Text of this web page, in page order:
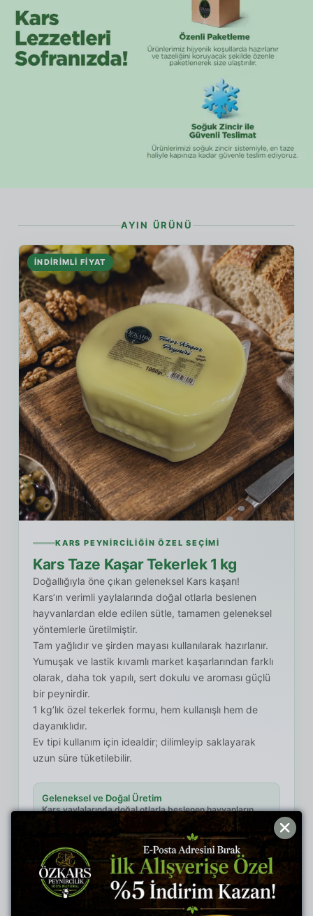
AYIN ÜRÜNÜ
İNDIRIMLI FIYAT
KARS PEYNIRCILIĞIN ÖZEL SEÇIMI
Kars Taze Kaşar Tekerlek 1 kg
Doğallığıyla öne çıkan geleneksel Kars kaşarı!
Kars’ın verimli yaylalarında doğal otlarla beslenen
hayvanlardan elde edilen sütle, tamamen geleneksel
yöntemlerle üretilmiştir.
Tam yağlıdır ve şirden mayası kullanılarak hazırlanır.
Yumuşak ve lastik kıvamlı market kaşarlarından farklı
olarak, daha tok yapılı, sert dokulu ve aroması güçlü
bir peynirdir.
1 kg’lık özel tekerlek formu, hem kullanışlı hem de
dayanıklıdır.
Ev tipi kullanım için idealdir; dilimleyip saklayarak
uzun süre tüketilebilir.
Geleneksel ve Doğal Üretim
Kars yaylalarında doğal otlarla beslenen hayvanların
sütünden, şirden mayasıyla üretilir.
Tok Doku, Güçlü Aroma
Market kaşarlarından farklı olarak daha sert dokulu,
dolgun yapılı ve yoğun lezzetlidir.